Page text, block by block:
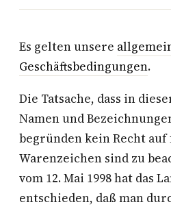
Es gelten unsere
Geschäftsbedingungen.
Die Tatsache, dass in
Namen und
begründen kein Recht
Warenzeichen sind zu
vom 12. Mai 1998 hat das
entschieden, daß man